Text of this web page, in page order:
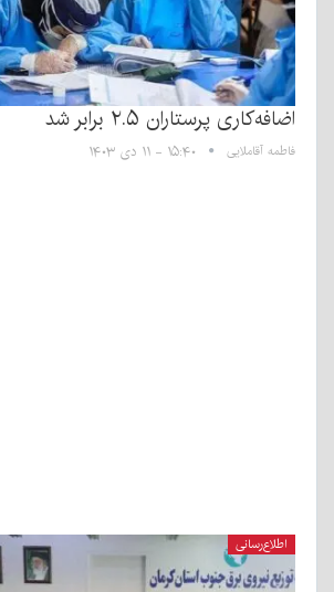
اضافه‌کاری پرستاران ۲.۵ برابر شد
فاطمه آقاملایی ۱۵:۴۰ - ۱۱ دی ۱۴۰۳
اطلاع‌رسانی